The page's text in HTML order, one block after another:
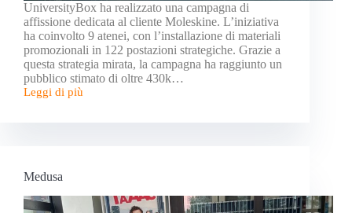
UniversityBox ha realizzato una campagna di
affissione dedicata al cliente Moleskine. L’iniziativa
ha coinvolto 9 atenei, con l’installazione di materiali
promozionali in 122 postazioni strategiche. Grazie a
questa strategia mirata, la campagna ha raggiunto un
pubblico stimato di oltre 430k…
Leggi di più
Medusa